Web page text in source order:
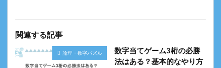
関連する記事
論理・数字パズル
数字当てゲーム3桁の必勝
法はある？基本的なやり方